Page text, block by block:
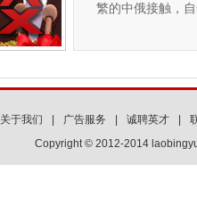
繁的中俄接触，
关于我们 广告服务 诚聘英才
Copyright © 2012-2014